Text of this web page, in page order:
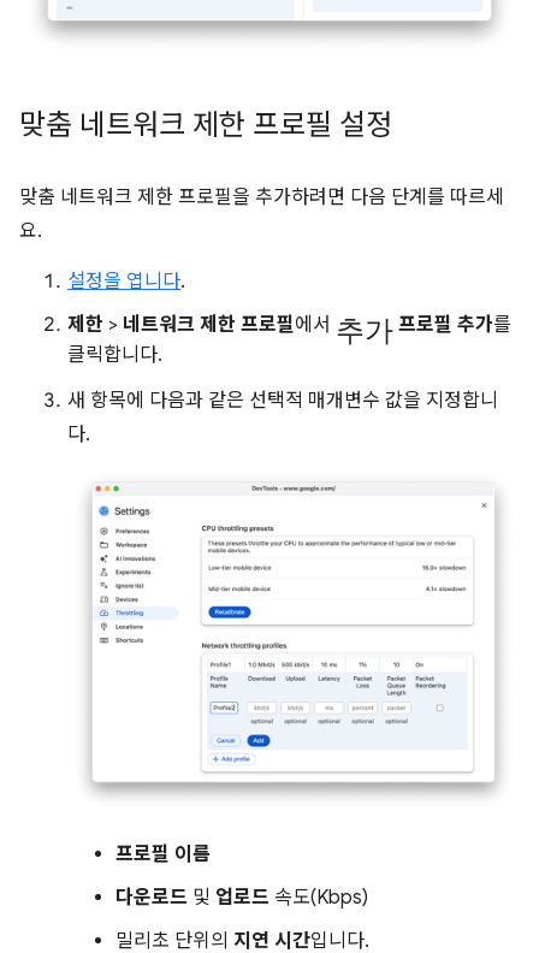
맞춤 네트워크 제한 프로필 설정
맞춤 네트워크 제한 프로필을 추가하려면 다음 단계를 따르세
요.
설정을 엽니다.
제한 > 네트워크 제한 프로필에서 추가 프로필 추가를
클릭합니다.
새 항목에 다음과 같은 선택적 매개변수 값을 지정합니
다.
프로필 이름
다운로드 및 업로드 속도(Kbps)
밀리초 단위의 지연 시간입니다.